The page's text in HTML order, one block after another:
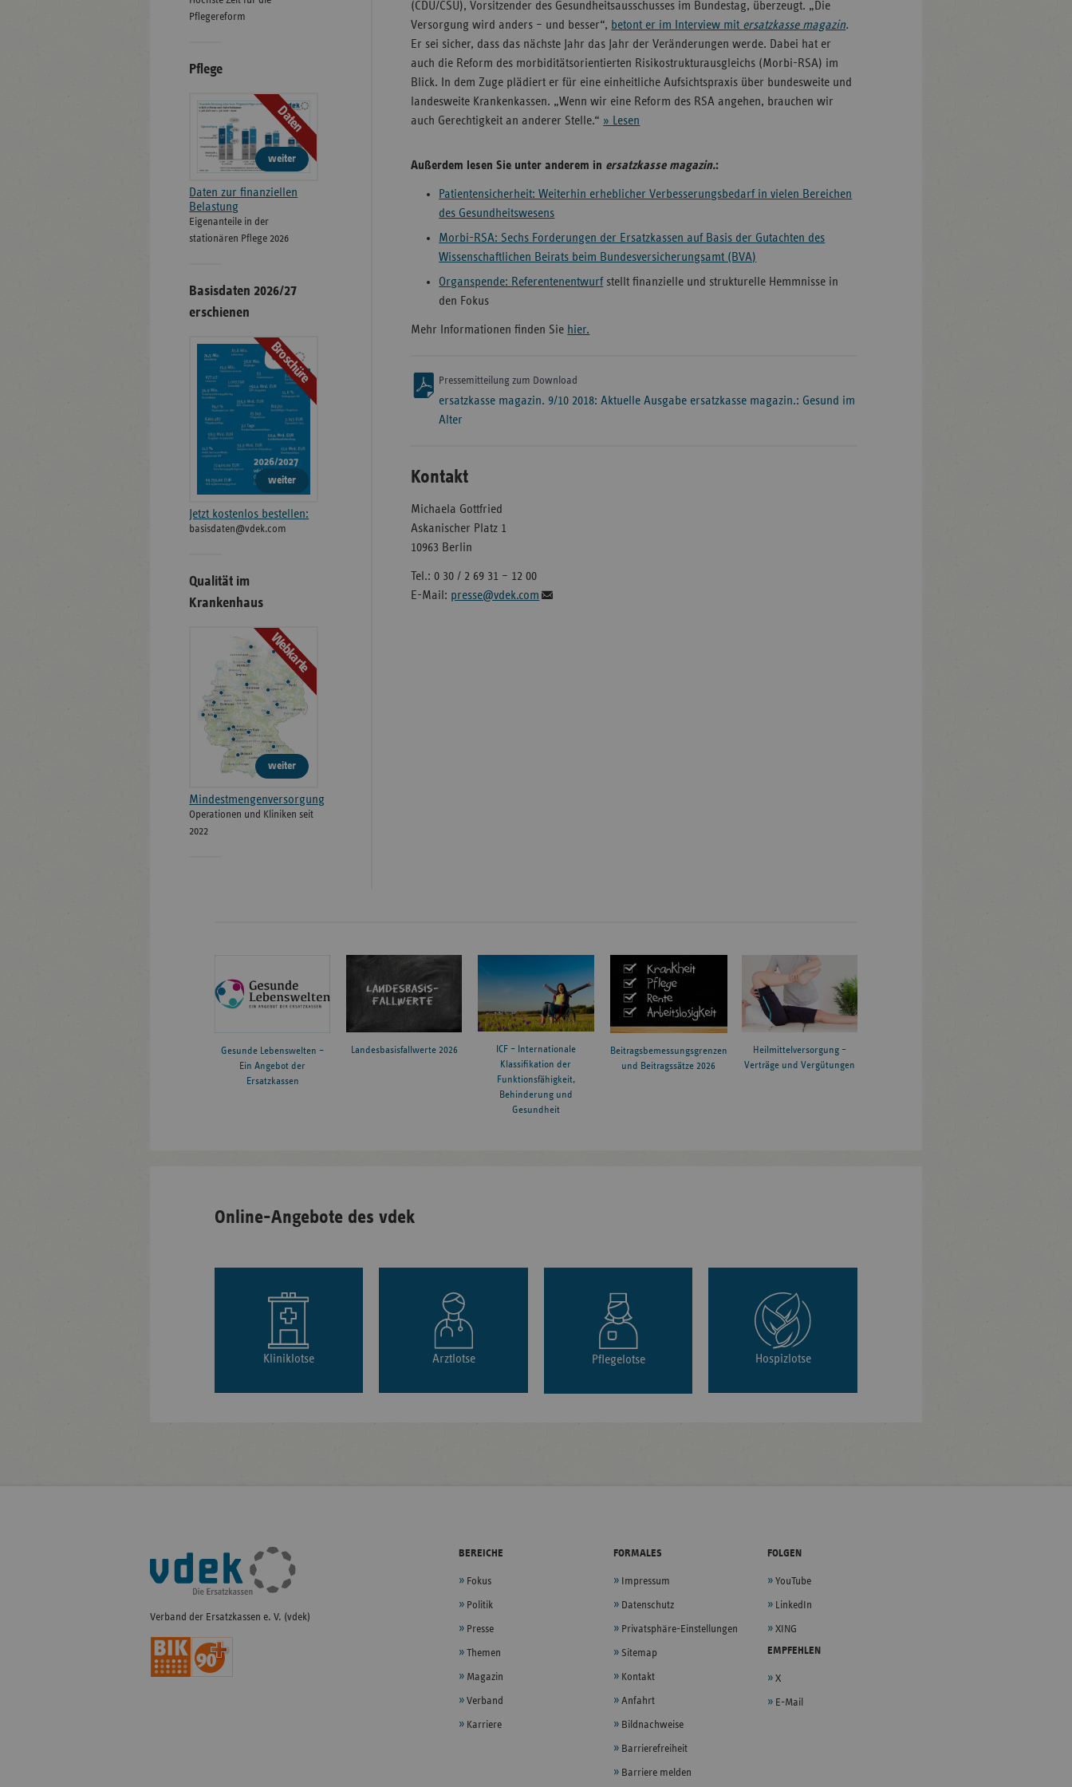
(CDU/CSU), Vorsitzender des Gesundheitsausschusses im Bundestag, überzeugt. „Die
Versorgung wird anders – und besser“, betont er im Interview mit ersatzkasse magazin.
Er sei sicher, dass das nächste Jahr das Jahr der Veränderungen werde. Dabei hat er
auch die Reform des morbiditätsorientierten Risikostrukturausgleichs (Morbi-RSA) im
Blick. In dem Zuge plädiert er für eine einheitliche Aufsichtspraxis über bundesweite und
landesweite Krankenkassen. „Wenn wir eine Reform des RSA angehen, brauchen wir
auch Gerechtigkeit an anderer Stelle.“ » Lesen
Außerdem lesen Sie unter anderem in ersatzkasse magazin.:
Patientensicherheit: Weiterhin erheblicher Verbesserungsbedarf in vielen Bereichen
des Gesundheitswesens
Morbi-RSA: Sechs Forderungen der Ersatzkassen auf Basis der Gutachten des
Wissenschaftlichen Beirats beim Bundesversicherungsamt (BVA)
Organspende: Referentenentwurfstellt finanzielle und strukturelle Hemmnisse in
den Fokus
Mehr Informationen finden Sie hier.
Pressemitteilung zum Download
ersatzkasse magazin. 9/10 2018: Aktuelle Ausgabe ersatzkasse magazin.: Gesund im
Alter
Kontakt
Michaela Gottfried
Askanischer Platz 1
10963 Berlin
Tel.: 0 30 / 2 69 31 – 12 00
E-Mail: presse@vdek.com
Pflegereform
Pflege
Daten
weiter
Daten zur finanziellen
Belastung
Eigenanteile in der
stationären Pflege 2026
Basisdaten 2026/27
erschienen
Broschüre
weiter
Jetzt kostenlos bestellen:
basisdaten@vdek.com
Qualität im
Krankenhaus
Webkarte
weiter
Mindestmengenversorgung
Operationen und Kliniken seit
2022
Gesunde Lebenswelten –
Ein Angebot der
Ersatzkassen
Landesbasisfallwerte 2026
ICF – Internationale
Klassifikation der
Funktionsfähigkeit,
Behinderung und
Gesundheit
Beitragsbemessungsgrenzen
und Beitragssätze 2026
Heilmittelversorgung –
Verträge und Vergütungen
Online-Angebote des vdek
Kliniklotse Arztlotse Pflegelotse Hospizlotse
Fußleisten-
Navigation
Verband der Ersatzkassen e. V. (vdek)
BEREICHE
Fokus
Politik
Presse
Themen
Magazin
Verband
Karriere
FORMALES
Impressum
Datenschutz
Privatsphäre-Einstellungen
Sitemap
Kontakt
Anfahrt
Bildnachweise
Barrierefreiheit
Barriere melden
FOLGEN
YouTube
LinkedIn
XING
EMPFEHLEN
X
E-Mail